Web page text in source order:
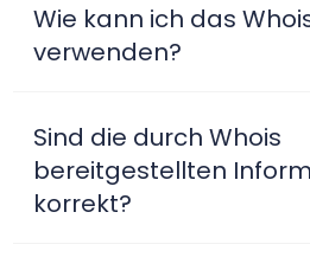
Wie kann ich das
verwenden?
Sind die durch Whois
bereitgestellten
korrekt?